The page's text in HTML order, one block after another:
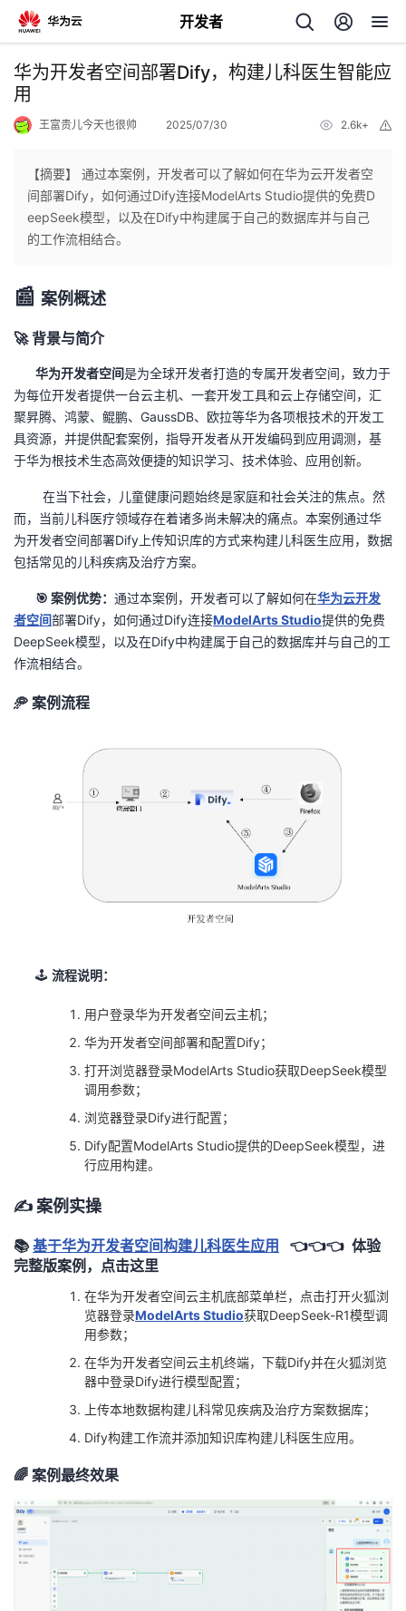
开发者
返
回
个
主
页
的
开
发
者
的
博
客
我
的
论
坛
我
的
圈
子
我
的
直
我
的
我
验
收
Programs
议
华为开发者空间部署Dify，构建儿科医生智能应
用
王富贵儿今天也很帅 2025/07/30 2.6k+
【摘要】 通过本案例，开发者可以了解如何在华为云开发者空
间部署Dify，如何通过Dify连接ModelArts Studio提供的免费D
eepSeek模型，以及在Dify中构建属于自己的数据库并与自己
的工作流相结合。
📰 案例概述
🚀 背景与简介
华为开发者空间是为全球开发者打造的专属开发者空间，致力于
为每位开发者提供一台云主机、一套开发工具和云上存储空间，汇
聚昇腾、鸿蒙、鲲鹏、GaussDB、欧拉等华为各项根技术的开发工
具资源，并提供配套案例，指导开发者从开发编码到应用调测，基
于华为根技术生态高效便捷的知识学习、技术体验、应用创新。
在当下社会，儿童健康问题始终是家庭和社会关注的焦点。然
而，当前儿科医疗领域存在着诸多尚未解决的痛点。本案例通过华
为开发者空间部署Dify上传知识库的方式来构建儿科医生应用，数据
包括常见的儿科疾病及治疗方案。
🎯 案例优势： 通过本案例，开发者可以了解如何在华为云开发
者空间部署Dify，如何通过Dify连接ModelArts Studio提供的免费
DeepSeek模型，以及在Dify中构建属于自己的数据库并与自己的工
作流相结合。
🥏 案例流程
🕹️ 流程说明：
用户登录华为开发者空间云主机；
华为开发者空间部署和配置Dify；
打开浏览器登录ModelArts Studio获取DeepSeek模型
调用参数；
浏览器登录Dify进行配置；
Dify配置ModelArts Studio提供的DeepSeek模型，进
行应用构建。
✍️ 案例实操
📚基于华为开发者空间构建儿科医生应用 👈👈👈 体验
完整版案例，点击这里
在华为开发者空间云主机底部菜单栏，点击打开火狐浏
览器登录ModelArts Studio获取DeepSeek-R1模型调
用参数；
在华为开发者空间云主机终端，下载Dify并在火狐浏览
器中登录Dify进行模型配置；
上传本地数据构建儿科常见疾病及治疗方案数据库；
Dify构建工作流并添加知识库构建儿科医生应用。
🌈 案例最终效果